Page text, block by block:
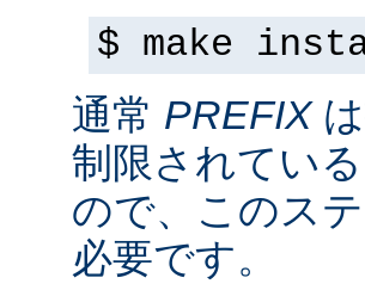
$ make
通常 PREFIXは
制限されてい
ので、このス
必要です。